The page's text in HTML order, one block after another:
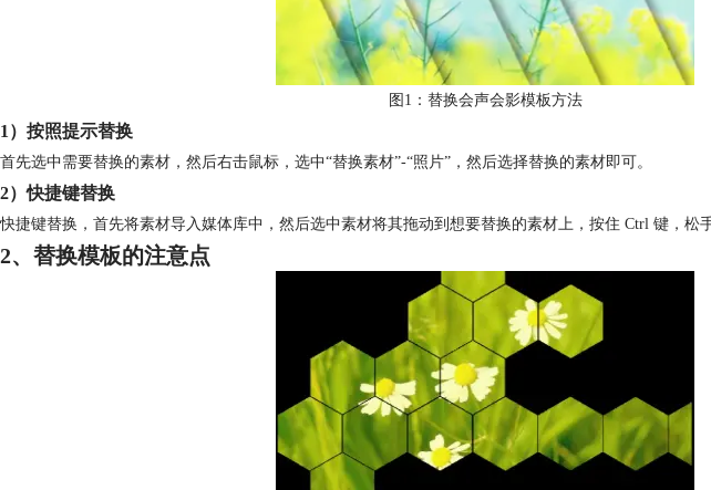
图1：替换会声会影模板方法
1）按照提示替换
首先选中需要替换的素材，然后右击鼠标，选中“替换素材”-“照片”，然后选择替换的素材即可。
2）快捷键替换
快捷键替换，首先将素材导入媒体库中，然后选中素材将其拖动到想要替换的素材上，按住 Ctrl 键，松手
2、替换模板的注意点